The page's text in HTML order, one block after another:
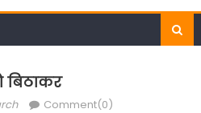
Comment(0)